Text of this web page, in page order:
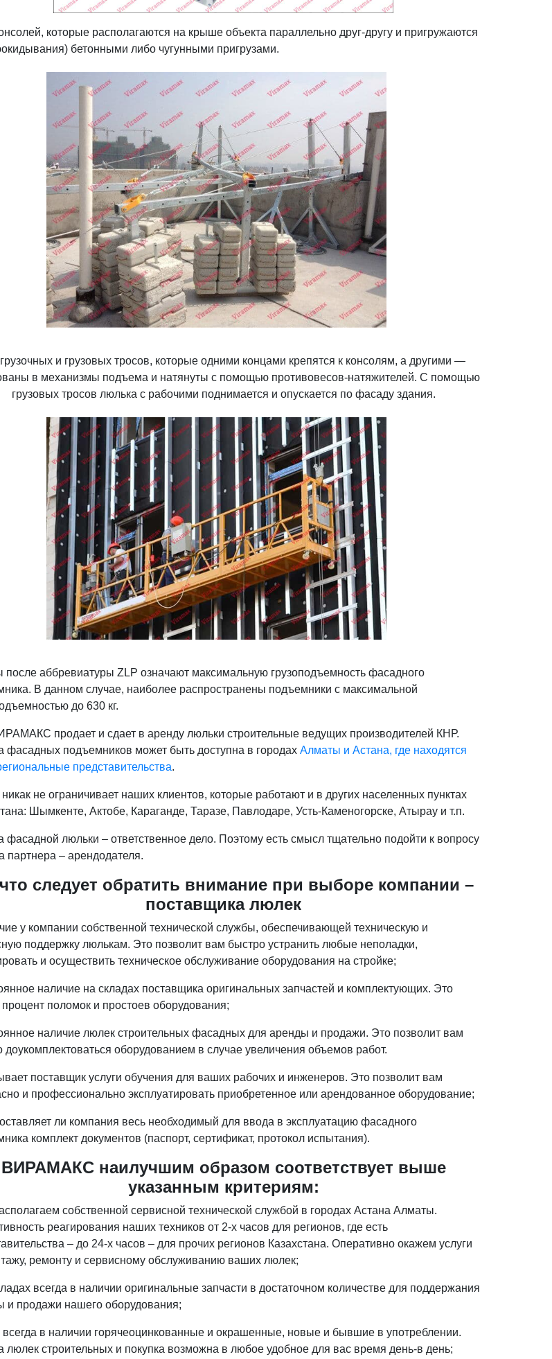
которые располагаются на крыше объекта параллельно друг-другу и пригружаются
бетонными либо чугунными пригрузами.
и грузовых тросов, которые одними концами крепятся к консолям, а другими —
в механизмы подъема и натянуты с помощью противовесов-натяжителей. С помощью
грузовых тросов люлька с рабочими поднимается и опускается по фасаду здания.
аббревиатуры ZLP означают максимальную грузоподъемность фасадного
В данном случае, наиболее распространены подъемники с максимальной
до 630 кг.
продает и сдает в аренду люльки строительные ведущих производителей КНР.
фасадных подъемников может быть доступна в городах Алматы и Астана, где находятся
представительства.
не ограничивает наших клиентов, которые работают и в других населенных пунктах
Шымкенте, Актобе, Караганде, Таразе, Павлодаре, Усть-Каменогорске, Атырау и т.п.
фасадной люльки – ответственное дело. Поэтому есть смысл тщательно подойти к вопросу
партнера – арендодателя.
следует обратить внимание при выборе компании –
поставщика люлек
у компании собственной технической службы, обеспечивающей техническую и
поддержку люлькам. Это позволит вам быстро устранить любые неполадки,
и осуществить техническое обслуживание оборудования на стройке;
наличие на складах поставщика оригинальных запчастей и комплектующих. Это
процент поломок и простоев оборудования;
наличие люлек строительных фасадных для аренды и продажи. Это позволит вам
доукомплектоваться оборудованием в случае увеличения объемов работ.
поставщик услуги обучения для ваших рабочих и инженеров. Это позволит вам
и профессионально эксплуатировать приобретенное или арендованное оборудование;
ли компания весь необходимый для ввода в эксплуатацию фасадного
комплект документов (паспорт, сертификат, протокол испытания).
ВИРАМАКС наилучшим образом соответствует выше
указанным критериям:
собственной сервисной технической службой в городах Астана Алматы.
реагирования наших техников от 2-х часов для регионов, где есть
– до 24-х часов – для прочих регионов Казахстана. Оперативно окажем услуги
ремонту и сервисному обслуживанию ваших люлек;
всегда в наличии оригинальные запчасти в достаточном количестве для поддержания
и продажи нашего оборудования;
всегда в наличии горячеоцинкованные и окрашенные, новые и бывшие в употреблении.
люлек строительных и покупка возможна в любое удобное для вас время день-в день;